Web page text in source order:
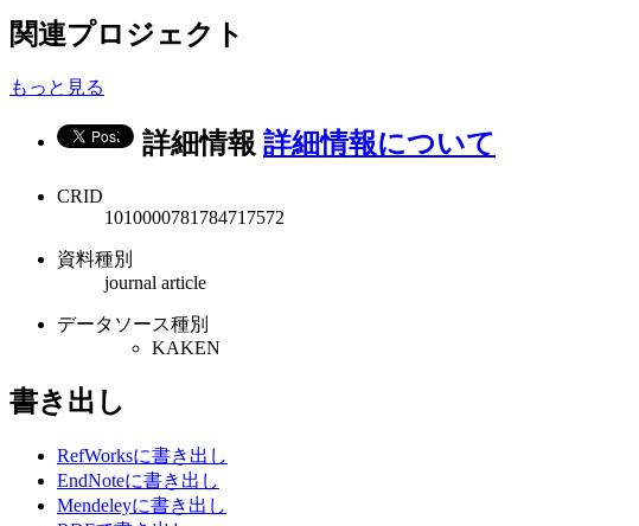
関連プロジェクト
もっと見る
詳細情報 詳細情報について
CRID
1010000781784717572
資料種別
journal article
データソース種別
KAKEN
書き出し
RefWorksに書き出し
EndNoteに書き出し
Mendeleyに書き出し